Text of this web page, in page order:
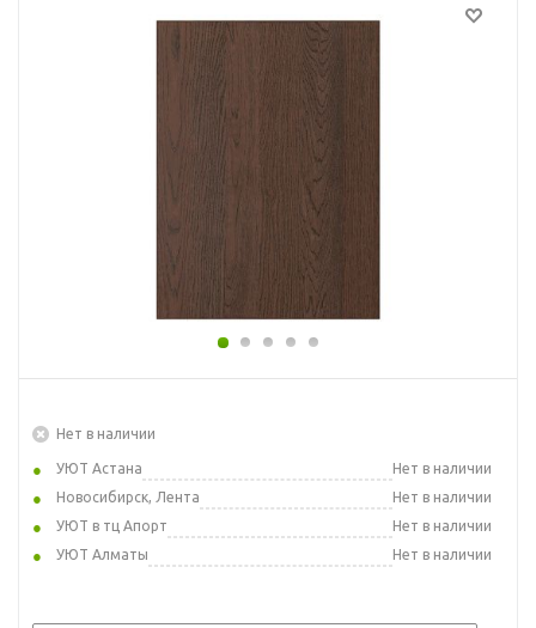
Нет в наличии
УЮТ Астана
Нет в наличии
Новосибирск, Лента
Нет в наличии
УЮТ в тц Апорт
Нет в наличии
УЮТ Алматы
Нет в наличии